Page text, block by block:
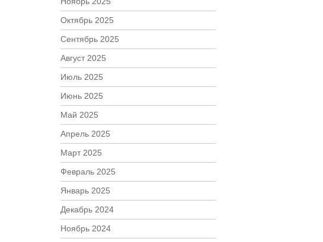
Октябрь 2025
Сентябрь 2025
Август 2025
Июль 2025
Июнь 2025
Май 2025
Апрель 2025
Март 2025
Февраль 2025
Январь 2025
Декабрь 2024
Ноябрь 2024